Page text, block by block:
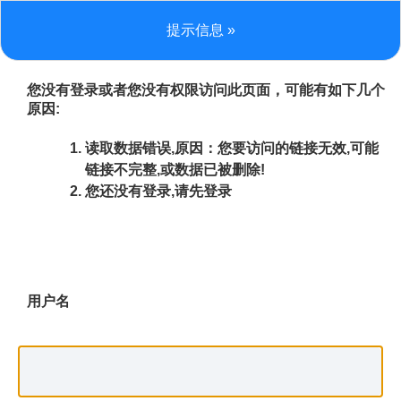
提示信息 »
您没有登录或者您没有权限访问此页面，可能有如下几个
原因:
读取数据错误,原因：您要访问的链接无效,可能
链接不完整,或数据已被删除!
您还没有登录,请先登录
用户名